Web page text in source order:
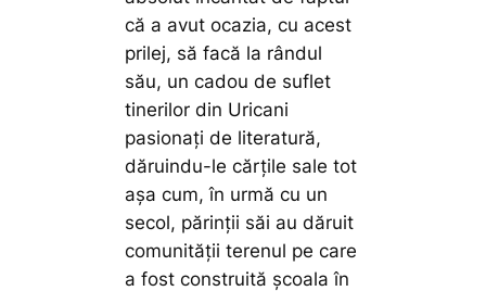
că a avut ocazia, cu acest
prilej, să facă la rândul
său, un cadou de suflet
tinerilor din Uricani
pasionați de literatură,
dăruindu-le cărțile sale tot
așa cum, în urmă cu un
secol, părinții săi au dăruit
comunității terenul pe care
a fost construită școala în